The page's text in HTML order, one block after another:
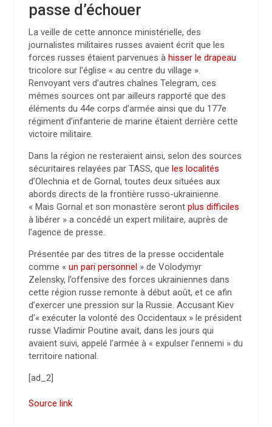
passe d’échouer
La veille de cette annonce ministérielle, des
journalistes militaires russes avaient écrit que les
forces russes étaient parvenues à hisser le drapeau
tricolore sur l’église « au centre du village ».
Renvoyant vers d’autres chaînes Telegram, ces
mêmes sources ont par ailleurs rapporté que des
éléments du 44e corps d’armée ainsi que du 177e
régiment d’infanterie de marine étaient derrière cette
victoire militaire.
Dans la région ne resteraient ainsi, selon des sources
sécuritaires relayées par TASS, que les localités
d’Olechnia et de Gornal, toutes deux situées aux
abords directs de la frontière russo-ukrainienne.
« Mais Gornal et son monastère seront plus difficiles
à libérer » a concédé un expert militaire, auprès de
l’agence de presse.
Présentée par des titres de la presse occidentale
comme « un pari personnel » de Volodymyr
Zelensky, l’offensive des forces ukrainiennes dans
cette région russe remonte à début août, et ce afin
d’exercer une pression sur la Russie. Accusant Kiev
d’« exécuter la volonté des Occidentaux » le président
russe Vladimir Poutine avait, dans les jours qui
avaient suivi, appelé l’armée à « expulser l’ennemi » du
territoire national.
[ad_2]
Source link